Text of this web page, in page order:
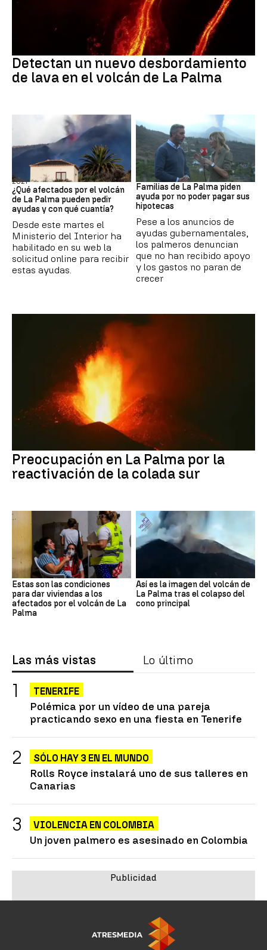
Detectan un nuevo desbordamiento
de lava en el volcán de La Palma
Erupción volcánica de La Palma de
2021
¿Qué afectados por el volcán
de La Palma pueden pedir
ayudas y con qué cuantía?
Desde este martes el
Ministerio del Interior ha
habilitado en su web la
solicitud online para recibir
estas ayudas.
Desesperación
Familias de La Palma piden
ayuda por no poder pagar sus
hipotecas
Pese a los anuncios de
ayudas gubernamentales,
los palmeros denuncian
que no han recibido apoyo
y los gastos no paran de
crecer
Preocupación en La Palma por la
reactivación de la colada sur
Estas son las condiciones
para dar viviendas a los
afectados por el volcán de La
Palma
Así es la imagen del volcán de
La Palma tras el colapso del
cono principal
Las más vistas Lo último
TENERIFE
Polémica por un vídeo de una pareja
practicando sexo en una fiesta en Tenerife
SÓLO HAY 3 EN EL MUNDO
Rolls Royce instalará uno de sus talleres en
Canarias
VIOLENCIA EN COLOMBIA
Un joven palmero es asesinado en Colombia